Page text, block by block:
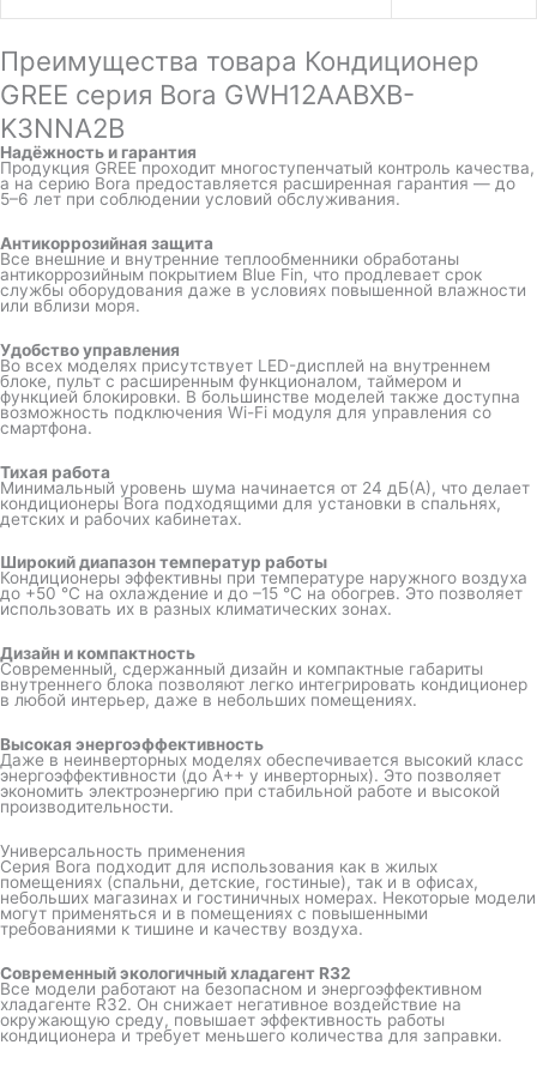
Преимущества товара Кондиционер
GREE серия Bora GWH12AABXB-
K3NNA2B
Надёжность и гарантия
Продукция GREE проходит многоступенчатый контроль качества,
а на серию Bora предоставляется расширенная гарантия — до
5–6 лет при соблюдении условий обслуживания.
Антикоррозийная защита
Все внешние и внутренние теплообменники обработаны
антикоррозийным покрытием Blue Fin, что продлевает срок
службы оборудования даже в условиях повышенной влажности
или вблизи моря.
Удобство управления
Во всех моделях присутствует LED-дисплей на внутреннем
блоке, пульт с расширенным функционалом, таймером и
функцией блокировки. В большинстве моделей также доступна
возможность подключения Wi-Fi модуля для управления со
смартфона.
Тихая работа
Минимальный уровень шума начинается от 24 дБ(А), что делает
кондиционеры Bora подходящими для установки в спальнях,
детских и рабочих кабинетах.
Широкий диапазон температур работы
Кондиционеры эффективны при температуре наружного воздуха
до +50 °C на охлаждение и до –15 °C на обогрев. Это позволяет
использовать их в разных климатических зонах.
Дизайн и компактность
Современный, сдержанный дизайн и компактные габариты
внутреннего блока позволяют легко интегрировать кондиционер
в любой интерьер, даже в небольших помещениях.
Высокая энергоэффективность
Даже в неинверторных моделях обеспечивается высокий класс
энергоэффективности (до A++ у инверторных). Это позволяет
экономить электроэнергию при стабильной работе и высокой
производительности.
Универсальность применения
Серия Bora подходит для использования как в жилых
помещениях (спальни, детские, гостиные), так и в офисах,
небольших магазинах и гостиничных номерах. Некоторые модели
могут применяться и в помещениях с повышенными
требованиями к тишине и качеству воздуха.
Современный экологичный хладагент R32
Все модели работают на безопасном и энергоэффективном
хладагенте R32. Он снижает негативное воздействие на
окружающую среду, повышает эффективность работы
кондиционера и требует меньшего количества для заправки.